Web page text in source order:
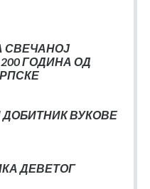
СВЕЧАНОЈ
ГОДИНА ОД
ДОБИТНИК ВУКОВЕ
ДЕВЕТОГ